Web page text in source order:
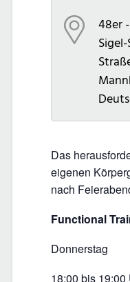
48er
Das
eigenen
nach
Functional
Donnerstag
18:00 bis 19:00